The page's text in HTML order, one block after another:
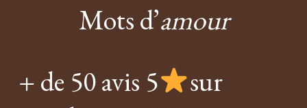
Mots d’amour
+ de 50 avis 5
sur